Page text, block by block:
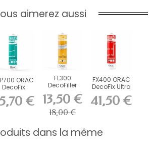
aimerez aussi
ORAC
DecoFix
290 ml
€
FL300
DecoFiller
13,50 €
18,00 €
FX400 ORAC
DecoFix Ultra
270 ml
41,50 €
dans la même